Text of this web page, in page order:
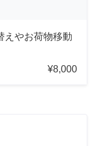
えやお荷物移動
¥8,000